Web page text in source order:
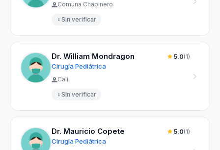
Comuna Chapinero
Sin verificar
Dr. William Mondragon
Cirugía Pediátrica
5.0(1)
Cali
Sin verificar
Dr. Mauricio Copete
Cirugía Pediátrica
5.0(1)